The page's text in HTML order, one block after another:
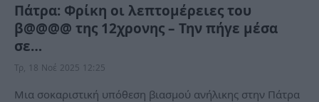
Πάτρα: Φρίκη οι λεπτομέρειες του
β@@@@ της 12χρονης – Την πήγε μέσα
σε…
Τρ, 18 Νοέ 2025 12:25
Μια σοκαριστική υπόθεση βιασμού ανήλικης στην Πάτρα